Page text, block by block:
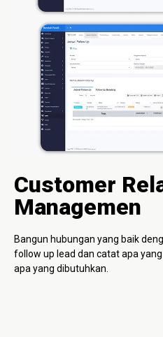
Customer
Managemen
Bangun hubungan yang baik
follow up lead dan catat apa
apa yang dibutuhkan.